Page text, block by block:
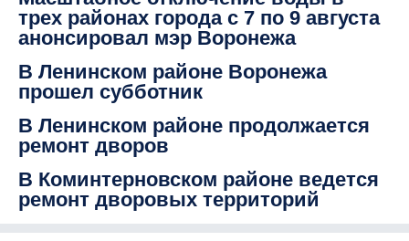
трех районах города с 7 по 9 августа
анонсировал мэр Воронежа
В Ленинском районе Воронежа
прошел субботник
В Ленинском районе продолжается
ремонт дворов
В Коминтерновском районе ведется
ремонт дворовых территорий